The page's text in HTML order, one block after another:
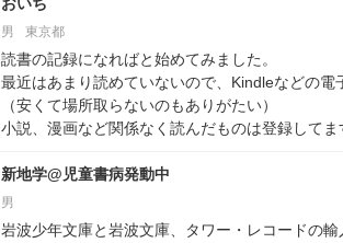
男 東京都
読書の記録になればと始めてみました。
最近はあまり読めていないので、Kindleなどの電
（安くて場所取らないのもありがたい）
小説、漫画など関係なく読んだものは登録してま
新地学@児童書病発動中
男
岩波少年文庫と岩波文庫、タワー・レコードの